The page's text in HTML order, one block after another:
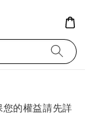
的權益請先詳